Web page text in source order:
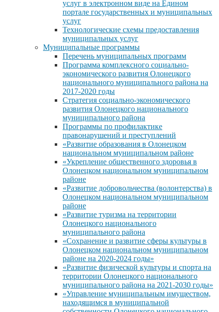
услуг в электронном виде на Едином
портале государственных и муниципальных
услуг
Технологические схемы предоставления
муниципальных услуг
Муниципальные программы
Перечень муниципальных программ
Программа комплексного социально-
экономического развития Олонецкого
национального муниципального района на
2017-2020 годы
Стратегия социально-экономического
развития Олонецкого национального
муниципального района
Программы по профилактике
правонарушений и преступлений
«Развитие образования в Олонецком
национальном муниципальном районе
«Укрепление общественного здоровья в
Олонецком национальном муниципальном
районе
«Развитие добровольчества (волонтерства) в
Олонецком национальном муниципальном
районе
«Развитие туризма на территории
Олонецкого национального
муниципального района
«Сохранение и развитие сферы культуры в
Олонецком национальном муниципальном
районе на 2020-2024 годы»
«Развитие физической культуры и спорта на
территории Олонецкого национального
муниципального района на 2021-2030 годы»
«Управление муниципальным имуществом,
находящимся в муниципальной